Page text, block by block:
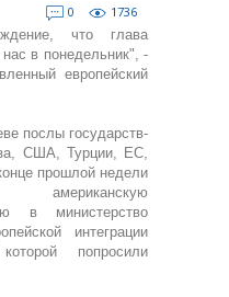
0
1736
что глава
нас в понедельник", -
европейский
послы государств-
США, Турции, ЕС,
прошлой недели
в министерство
интеграции
попросили